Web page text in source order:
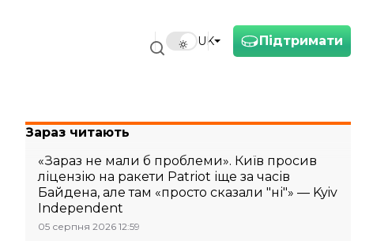
Підтримати
UK
Зараз читають
«Зараз не мали б проблеми». Київ просив
ліцензію на ракети Patriot іще за часів
Байдена, але там «просто сказали "ні"» — Kyiv
Independent
05 серпня 2026 12:59